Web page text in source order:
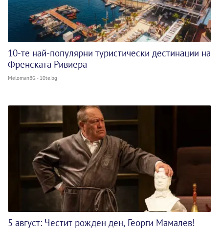
10-те най-популярни туристически дестинации на
Френската Ривиера
MelomanBG - 10te.bg
5 август: Честит рожден ден, Георги Мамалев!